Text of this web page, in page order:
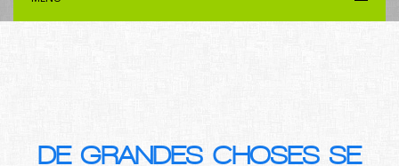
DE GRANDES CHOSES SE